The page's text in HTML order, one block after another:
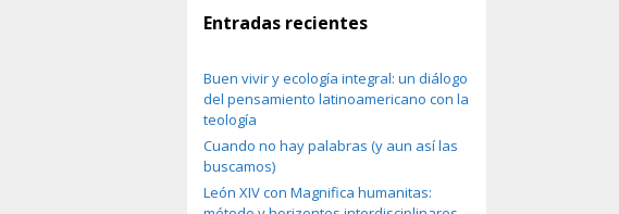
Entradas recientes
Buen vivir y ecología integral: un diálogo
del pensamiento latinoamericano con la
teología
Cuando no hay palabras (y aun así las
buscamos)
León XIV con Magnifica humanitas: